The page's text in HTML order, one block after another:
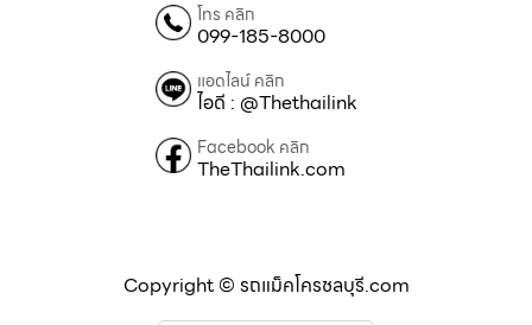
โทร คลิก
099-185-8000
แอดไลน์ คลิก
ไอดี : @Thethailink
Facebook คลิก
TheThailink.com
Copyright © รถแม็คโครชลบุรี.com